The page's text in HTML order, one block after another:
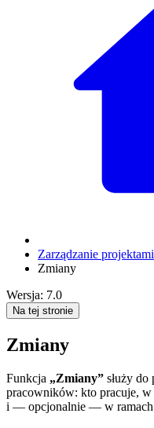
Zarządzanie projektami
Zmiany
Wersja: 7.0
Na tej stronie
Zmiany
Funkcja „Zmiany” służy
pracowników: kto pracuje,
i — opcjonalnie — w ramach